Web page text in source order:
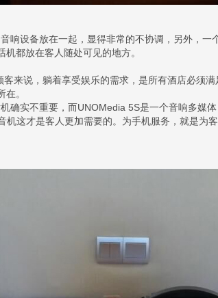
设备放在一起，显得非常的不协调，另外，一
都放在客人随处可见的地方。
来说，躺着享受娱乐的需求，是所有酒店必须满
。
实不重要，而UNOMedia 5S是一个音响多媒体
机这才是客人更加需要的。为手机服务，就是为